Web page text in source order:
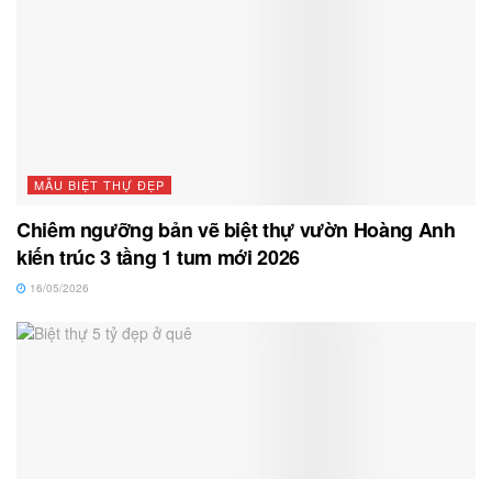
MẪU BIỆT THỰ ĐẸP
Chiêm ngưỡng bản vẽ biệt thự vườn Hoàng Anh
kiến trúc 3 tầng 1 tum mới 2026
16/05/2026